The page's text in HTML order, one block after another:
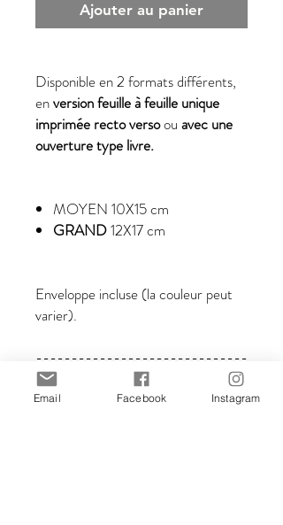
Ajouter au panier
Disponible en 2 formats différents,
enversion feuille à feuille unique
imprimée recto versoou avec une
ouverture type livre.
MOYEN 10X15 cm
GRAND12X17 cm
Enveloppe incluse (la couleur peut
varier).
------------------------------
------------------------------
------------------------------
Email Facebook Instagram